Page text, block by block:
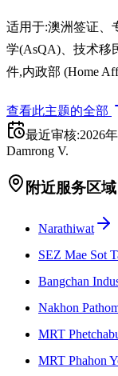
适用于:澳洲签证、
学(AsQA)、技术移
件,内政部 (Home
查看此主题的全部
最近审核:2026
Damrong V.
附近服务区域
Narathiwat
SEZ Mae Sot
Bangchan
Nakhon
MRT
MRT Phahon